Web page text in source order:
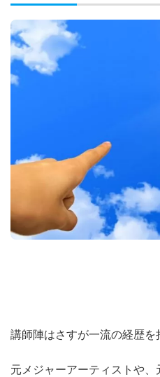
講師陣はさすが一流の経歴を
元メジャーアーティストや